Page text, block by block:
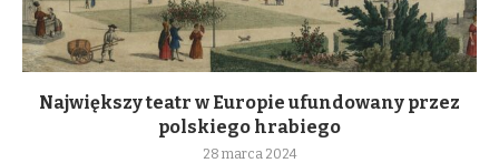
Największy teatr w Europie ufundowany przez
polskiego hrabiego
28 marca 2024